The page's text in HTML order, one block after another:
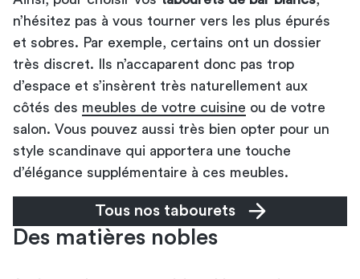
n’hésitez pas à vous tourner vers les plus épurés
et sobres. Par exemple, certains ont un dossier
très discret. Ils n’accaparent donc pas trop
d’espace et s’insèrent très naturellement aux
côtés des meubles de votre cuisine ou de votre
salon. Vous pouvez aussi très bien opter pour un
style scandinave qui apportera une touche
d’élégance supplémentaire à ces meubles.
Tous nos tabourets
Des matières nobles